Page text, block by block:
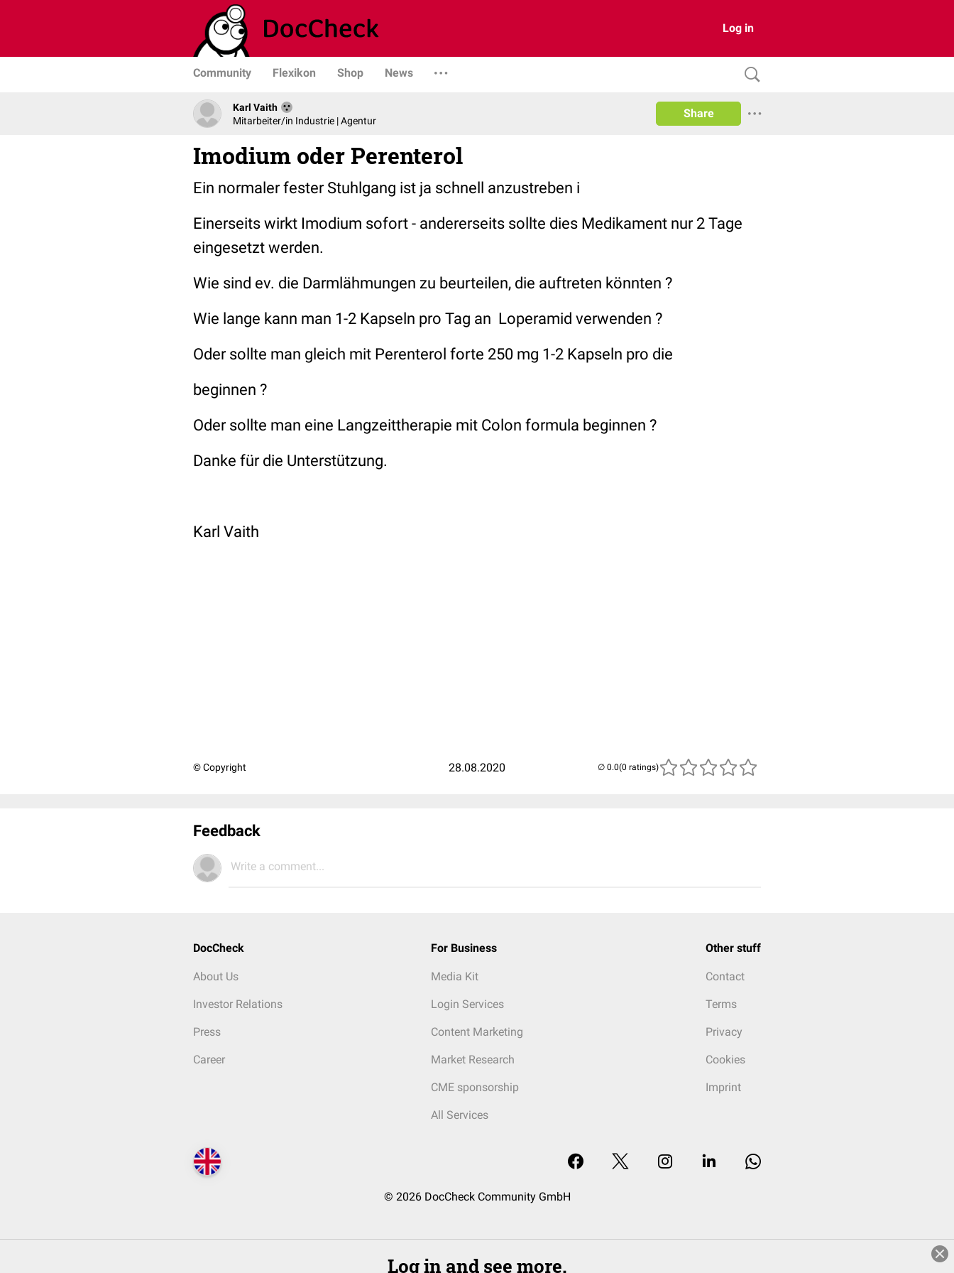
Log in
Community Flexikon Shop News
Karl Vaith
Mitarbeiter/in Industrie | Agentur
Share
Imodium oder Perenterol
Ein normaler fester Stuhlgang ist ja schnell anzustreben i
Einerseits wirkt Imodium sofort - andererseits sollte dies Medikament nur 2 Tage
eingesetzt werden.
Wie sind ev. die Darmlähmungen zu beurteilen, die auftreten könnten ?
Wie lange kann man 1-2 Kapseln pro Tag an Loperamid verwenden ?
Oder sollte man gleich mit Perenterol forte 250 mg 1-2 Kapseln pro die
beginnen ?
Oder sollte man eine Langzeittherapie mit Colon formula beginnen ?
Danke für die Unterstützung.
Karl Vaith
© Copyright 28.08.2020 (0 ratings)
Feedback
Write a comment...
DocCheck
About Us
Investor Relations
Press
Career
For Business
Media Kit
Login Services
Content Marketing
Market Research
CME sponsorship
All Services
Other stuff
Contact
Terms
Privacy
Cookies
Imprint
© 2026 DocCheck Community GmbH
Log in and see more.